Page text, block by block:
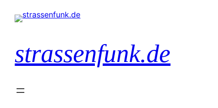
Inhalt
strassenfunk.de